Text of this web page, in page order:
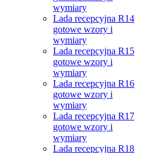
wymiary
Lada recepcyjna R14
gotowe wzory i
wymiary
Lada recepcyjna R15
gotowe wzory i
wymiary
Lada recepcyjna R16
gotowe wzory i
wymiary
Lada recepcyjna R17
gotowe wzory i
wymiary
Lada recepcyjna R18